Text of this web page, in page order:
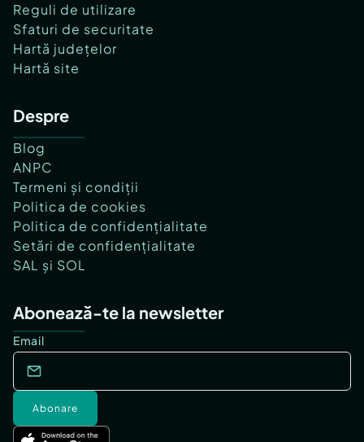
Reguli de utilizare
Sfaturi de securitate
Hartă județelor
Hartă site
Despre
Blog
ANPC
Termeni și condiții
Politica de cookies
Politica de confidențialitate
Setări de confidențialitate
SAL și SOL
Abonează-te la newsletter
Email
Abonare